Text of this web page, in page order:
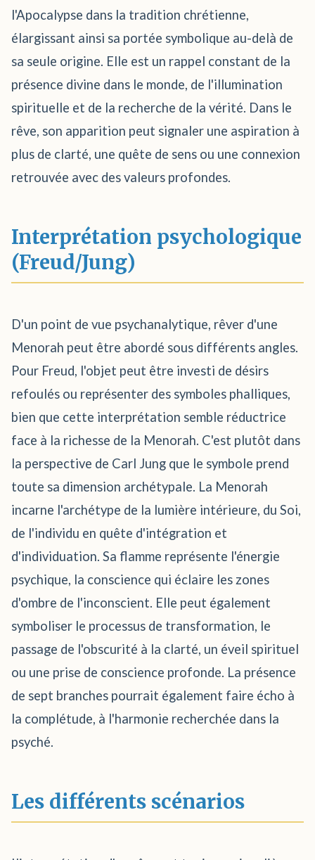
l'Apocalypse dans la tradition chrétienne,
élargissant ainsi sa portée symbolique au-delà de
sa seule origine. Elle est un rappel constant de la
présence divine dans le monde, de l'illumination
spirituelle et de la recherche de la vérité. Dans le
rêve, son apparition peut signaler une aspiration à
plus de clarté, une quête de sens ou une connexion
retrouvée avec des valeurs profondes.
Interprétation psychologique
(Freud/Jung)
D'un point de vue psychanalytique, rêver d'une
Menorah peut être abordé sous différents angles.
Pour Freud, l'objet peut être investi de désirs
refoulés ou représenter des symboles phalliques,
bien que cette interprétation semble réductrice
face à la richesse de la Menorah. C'est plutôt dans
la perspective de Carl Jung que le symbole prend
toute sa dimension archétypale. La Menorah
incarne l'archétype de la lumière intérieure, du Soi,
de l'individu en quête d'intégration et
d'individuation. Sa flamme représente l'énergie
psychique, la conscience qui éclaire les zones
d'ombre de l'inconscient. Elle peut également
symboliser le processus de transformation, le
passage de l'obscurité à la clarté, un éveil spirituel
ou une prise de conscience profonde. La présence
de sept branches pourrait également faire écho à
la complétude, à l'harmonie recherchée dans la
psyché.
Les différents scénarios